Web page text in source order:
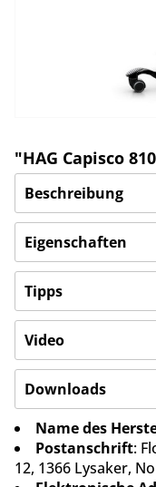
"HAG Capisco
Beschreibung
Eigenschaften
Tipps
Video
Downloads
Name des
Postanschrift:
12, 1366 Lysaker,